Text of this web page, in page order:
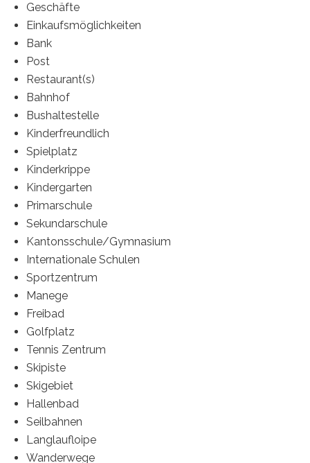
Geschäfte
Einkaufsmöglichkeiten
Bank
Post
Restaurant(s)
Bahnhof
Bushaltestelle
Kinderfreundlich
Spielplatz
Kinderkrippe
Kindergarten
Primarschule
Sekundarschule
Kantonsschule/Gymnasium
Internationale Schulen
Sportzentrum
Manege
Freibad
Golfplatz
Tennis Zentrum
Skipiste
Skigebiet
Hallenbad
Seilbahnen
Langlaufloipe
Wanderwege